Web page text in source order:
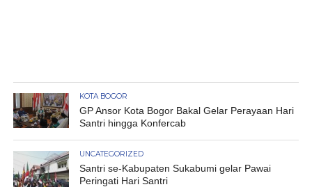
KOTA BOGOR
GP Ansor Kota Bogor Bakal Gelar Perayaan Hari
Santri hingga Konfercab
UNCATEGORIZED
Santri se-Kabupaten Sukabumi gelar Pawai
Peringati Hari Santri